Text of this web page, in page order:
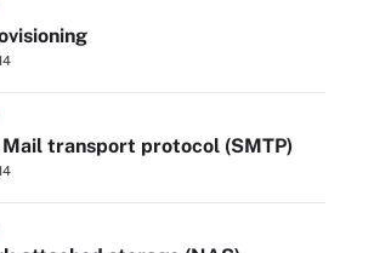
transport protocol (SMTP)